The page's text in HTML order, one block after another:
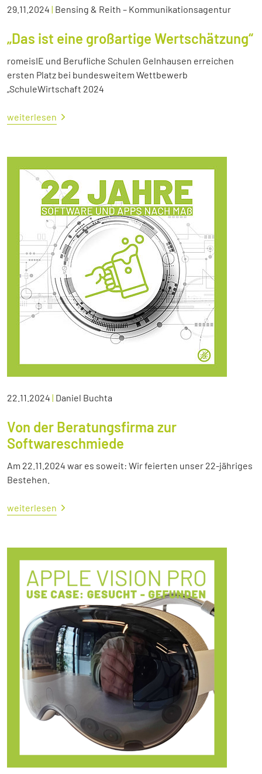
29.11.2024 | Bensing & Reith – Kommunikationsagentur
„Das ist eine großartige Wertschätzung“
romeisIE und Berufliche Schulen Gelnhausen erreichen
ersten Platz bei bundesweitem Wettbewerb
„SchuleWirtschaft 2024
weiterlesen
22.11.2024 | Daniel Buchta
Von der Beratungsfirma zur
Softwareschmiede
Am 22.11.2024 war es soweit: Wir feierten unser 22-jähriges
Bestehen.
weiterlesen